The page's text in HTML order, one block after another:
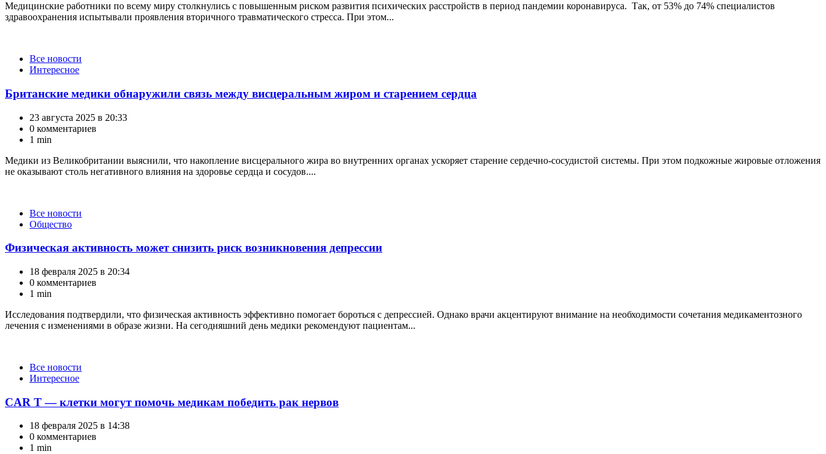
Медицинские работники по всему миру столкнулись с повышенным риском развития психических расстройств в период пандемии коронавируса. Так, от 53% до 74% специалистов
здравоохранения испытывали проявления вторичного травматического стресса. При этом...
КатегорииВсе новости
Интересное
Британские медики обнаружили связь между висцеральным жиром и старением сердца
23 августа 2025 в 20:33
0 комментариев
1 min
Медики из Великобритании выяснили, что накопление висцерального жира во внутренних органах ускоряет старение сердечно-сосудистой системы. При этом подкожные жировые отложения
не оказывают столь негативного влияния на здоровье сердца и сосудов....
КатегорииВсе новости
Общество
Физическая активность может снизить риск возникновения депрессии
18 февраля 2025 в 20:34
0 комментариев
1 min
Исследования подтвердили, что физическая активность эффективно помогает бороться с депрессией. Однако врачи акцентируют внимание на необходимости сочетания медикаментозного
лечения с изменениями в образе жизни. На сегодняшний день медики рекомендуют пациентам...
КатегорииВсе новости
Интересное
CAR T — клетки могут помочь медикам победить рак нервов
18 февраля 2025 в 14:38
0 комментариев
1 min